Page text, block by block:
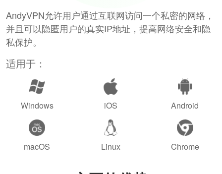
AndyVPN允许用户通过互联网访问一个私密的网络，
并且可以隐匿用户的真实IP地址，提高网络安全和隐
私保护。
适用于：
Windows iOS Android
macOS Linux Chrome